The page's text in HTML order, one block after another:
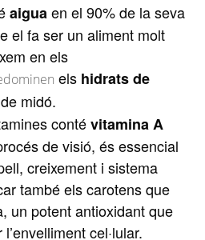
aiguaen el 90% de la seva
el fa ser un aliment molt
en els
els hidrats de
midó.
contévitamina A
de visió, és essencial
creixement i sistema
també els carotens que
, un potent antioxidant que
cel·lular.